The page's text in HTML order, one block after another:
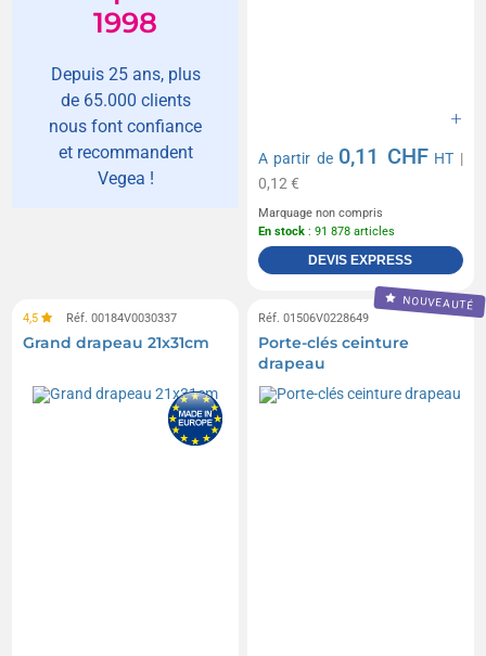
1998
Depuis 25 ans, plus
de 65.000 clients
nous font confiance
et recommandent
Vegea !
A partir de 0,11 CHF HT |
0,12 €
Marquage non compris
En stock : 91 878 articles
DEVIS EXPRESS
4,5 Réf. 00184V0030337
Grand drapeau 21x31cm
NOUVEAUTÉ
Réf. 01506V0228649
Porte-clés ceinture
drapeau